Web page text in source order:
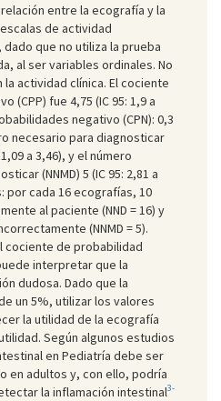
entre la ecografía y la
de actividad
que no utiliza la prueba
al ser variables ordinales. No
actividad clínica. El cociente
(CPP) fue 4,75 (IC 95: 1,9 a
negativo (CPN): 0,3
necesario para diagnosticar
a 3,46), y el número
(NNMD) 5 (IC 95: 2,81 a
por cada 16 ecografías, 10
al paciente (NND = 16) y
(NNMD = 5).
cociente de probabilidad
interpretar que la
dudosa. Dado que la
un 5%, utilizar los valores
la utilidad de la ecografía
Según algunos estudios
en Pediatría debe ser
en adultos y, con ello, podría
la inflamación intestinal3-